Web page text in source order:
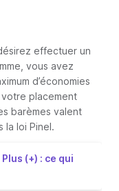
effectuer un
vous avez
d’économies
votre placement
barèmes valent
la loi Pinel.
(+) : ce qui